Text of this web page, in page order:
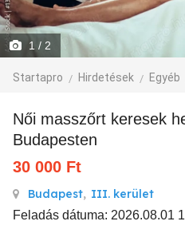
1 / 2
Startapro Hirdetések Egyéb
Női masszőrt keresek heti lazító masszázshoz
Budapesten
30 000 Ft
Budapest, III. kerület
Feladás dátuma: 2026.08.01